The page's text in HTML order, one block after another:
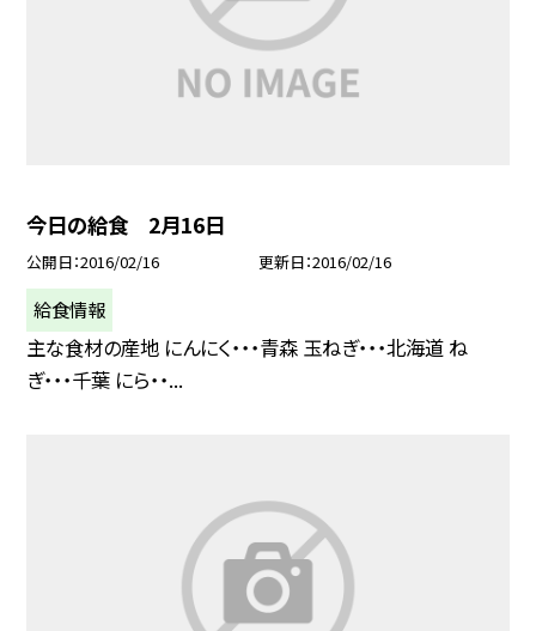
今日の給食 2月16日
公開日 2016/02/16 更新日 2016/02/16
給食情報
主な食材の産地 にんにく・・・青森 玉ねぎ・・・北海道 ね
ぎ・・・千葉 にら・・...